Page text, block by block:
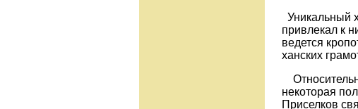
Уникальный
привлекал к
ведется
ханских
некоторая
Приселков